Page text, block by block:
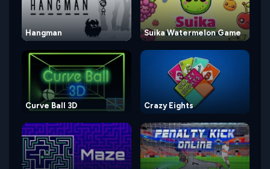
Hangman Suika Watermelon Game
Curve Ball 3D Crazy Eights